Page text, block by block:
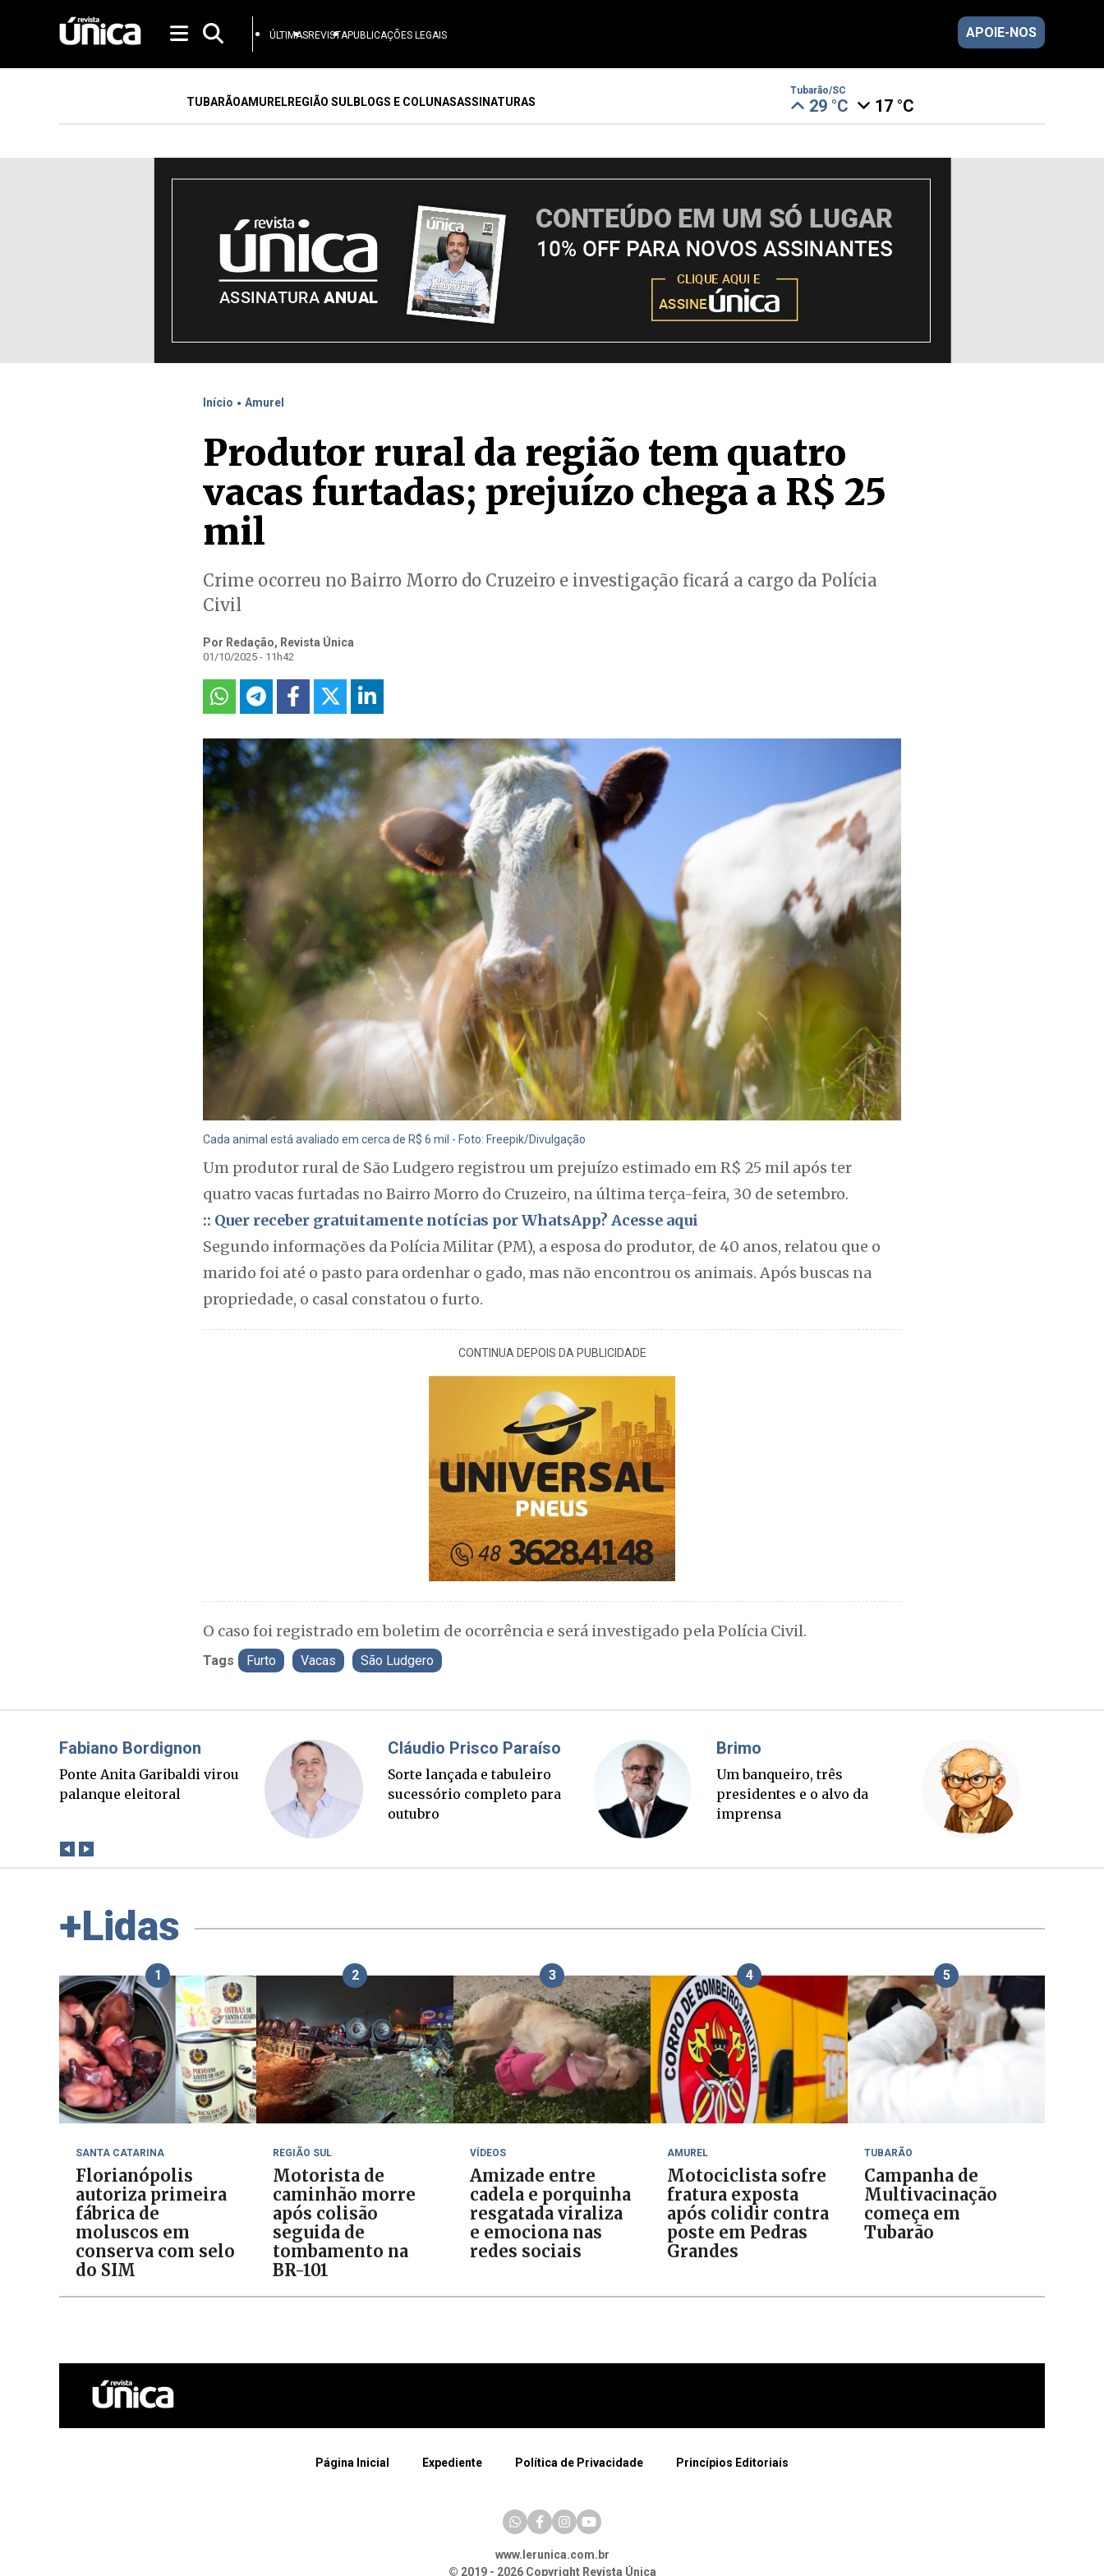
ÚLTIMASREVISTAPUBLICAÇÕES LEGAIS APOIE-NOS
TUBARÃOAMURELREGIÃO SULBLOGS E COLUNASASSINATURAS
Tubarão/SC
29 °C 17 °C
Início . Amurel
Produtor rural da região tem quatro
vacas furtadas; prejuízo chega a R$ 25
mil
Crime ocorreu no Bairro Morro do Cruzeiro e investigação ficará a cargo da Polícia
Civil
Por Redação, Revista Única
01/10/2025 - 11h42
Cada animal está avaliado em cerca de R$ 6 mil - Foto: Freepik/Divulgação
Um produtor rural de São Ludgero registrou um prejuízo estimado em R$ 25 mil após ter
quatro vacas furtadas no Bairro Morro do Cruzeiro, na última terça-feira, 30 de setembro.
:: Quer receber gratuitamente notícias por WhatsApp? Acesse aqui
Segundo informações da Polícia Militar (PM), a esposa do produtor, de 40 anos, relatou que o
marido foi até o pasto para ordenhar o gado, mas não encontrou os animais. Após buscas na
propriedade, o casal constatou o furto.
CONTINUA DEPOIS DA PUBLICIDADE
O caso foi registrado em boletim de ocorrência e será investigado pela Polícia Civil.
Tags Furto Vacas São Ludgero
Misael Elias
O Boato corre mais rápido
que a verdade. Mas quem
Fabiano Bordignon
Ponte Anita Garibaldi virou
palanque eleitoral
Cláudio Prisco Paraíso
Sorte lançada e tabuleiro
sucessório completo para
+Lidas
1
SANTA CATARINA
Florianópolis
autoriza primeira
fábrica de
moluscos em
conserva com selo
do SIM
2
REGIÃO SUL
Motorista de
caminhão morre
após colisão
seguida de
tombamento na
BR-101
3
VÍDEOS
Amizade entre
cadela e porquinha
resgatada viraliza
e emociona nas
redes sociais
4
AMUREL
Motociclista sofre
fratura exposta
após colidir contra
poste em Pedras
Grandes
5
TUBARÃO
Campanha de
Multivacinação
começa em
Tubarão
Página Inicial Expediente Política de Privacidade Princípios Editoriais
www.lerunica.com.br
© 2019 - 2026 Copyright Revista Única